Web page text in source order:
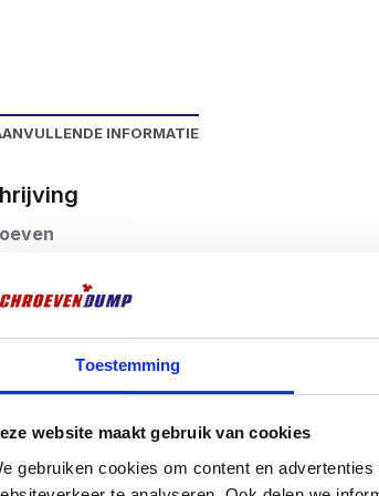
Toestemming
website maakt gebruik van cookies
gebruiken cookies om content en
INFORMATIE
hebben een Torx
soort behoort.
zijn verkrijgbaar in een verzinkte
worden in zeer breed spectrum
waardoor u gegarandeerd
dan ook een CE keurmerk waarmee de